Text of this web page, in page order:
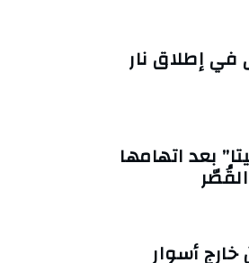
في إطلاق نار
بعد اتهامها
أسوار